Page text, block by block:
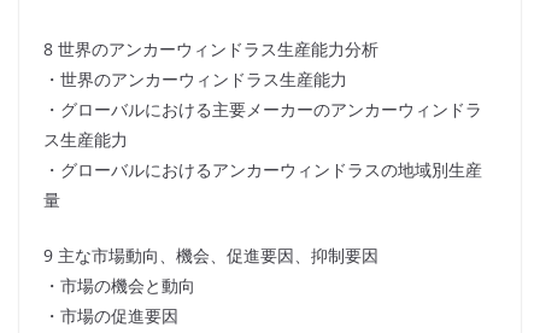
8 世界のアンカーウィンドラス生産能力分析
・世界のアンカーウィンドラス生産能力
・グローバルにおける主要メーカーのアンカーウィンドラ
ス生産能力
・グローバルにおけるアンカーウィンドラスの地域別生産
量
9 主な市場動向、機会、促進要因、抑制要因
・市場の機会と動向
・市場の促進要因